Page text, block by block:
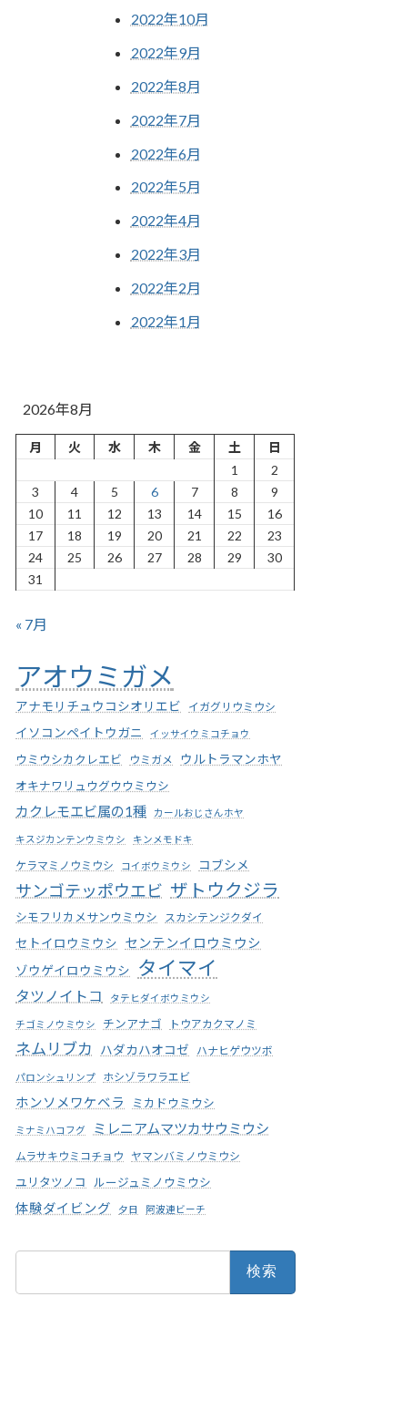
2022年10月
2022年9月
2022年8月
2022年7月
2022年6月
2022年5月
2022年4月
2022年3月
2022年2月
2022年1月
2026年8月
月 火 水 木 金 土
日
1
2
3
4 5 6 7 8
9
10
11 12 13 14 15
16
17
18 19 20 21 22
23
24
25 26 27 28 29
30
31
« 7月
アオウミガメ
アナモリチュウコシオリエビ イガグリウミウシ
イソコンペイトウガニ イッサイウミコチョウ
ウミウシカクレエビ ウミガメ
ウルトラマンホヤ
オキナワリュウグウウミウシ
カクレモエビ属の1種 カールおじさんホヤ
キスジカンテンウミウシ キンメモドキ
ケラマミノウミウシ コイボウミウシ コブシメ
サンゴテッポウエビ ザトウクジラ
シモフリカメサンウミウシ スカシテンジクダイ
セトイロウミウシ センテンイロウミウシ
ゾウゲイロウミウシ タイマイ
タツノイトコ タテヒダイボウミウシ
チゴミノウミウシ チンアナゴ トウアカクマノミ
ネムリブカ ハダカハオコゼ ハナヒゲウツボ
パロンシュリンプ ホシゾラワラエビ
ホンソメワケベラ ミカドウミウシ
ミナミハコフグ ミレニアムマツカサウミウシ
ムラサキウミコチョウ ヤマンバミノウミウシ
ユリタツノコ ルージュミノウミウシ
体験ダイビング 夕日 阿波連ビーチ